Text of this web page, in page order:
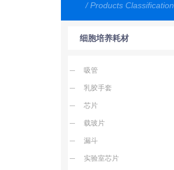
/ Products Classification
细胞培养耗材
吸管
乳胶手套
芯片
载玻片
漏斗
实验室芯片